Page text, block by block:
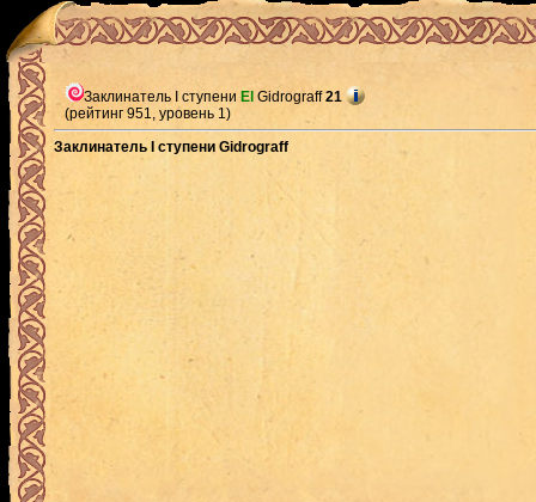
Заклинатель I ступени El Gidrograff21
(рейтинг 951, уровень 1)
Заклинатель I ступени Gidrograff